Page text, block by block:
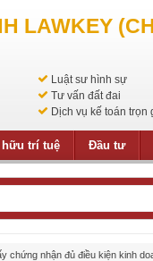
LAWKEY
Luật sư hình sự
Tư vấn đất đai
Dịch vụ kế toán trọn
trí tuệ Đầu tư
chứng nhận đủ điều kiện kinh